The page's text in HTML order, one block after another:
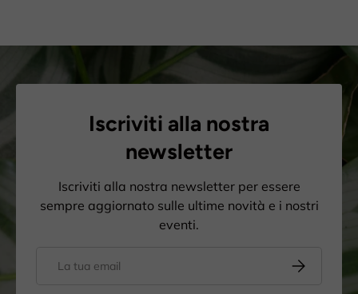
Iscriviti alla nostra
newsletter
Iscriviti alla nostra newsletter per essere
sempre aggiornato sulle ultime novità e i nostri
eventi.
Iscriviti